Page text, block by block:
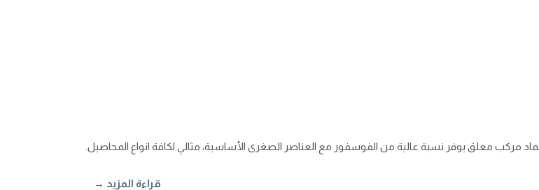
مركب معلق يوفر نسبة عالية من الفوسفور مع العناصر الصغرى الأساسية، مثالي لكافة انواع المحاصيل.
قراءة المزيد →